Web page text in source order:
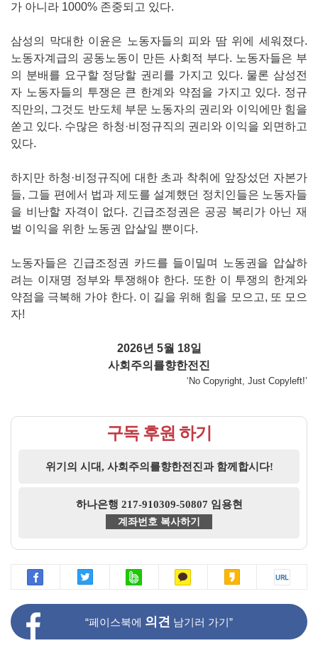
가 아니라 1000% 존중되고 있다.
삼성의 막대한 이윤은 노동자들의 피와 땀 위에 세워졌다.
노동자계급의 공동노동이 만든 사회적 부다. 노동자들은 부
의 분배를 요구할 정당할 권리를 가지고 있다. 물론 삼성전
자 노동자들의 투쟁은 큰 한계와 약점을 가지고 있다. 정규
직만의, 그것도 반도체 부문 노동자의 권리와 이익에만 힘을
쏟고 있다. 수많은 하청·비정규직의 권리와 이익을 외면하고
있다.
하지만 하청·비정규직에 대한 초과 착취에 앞장섰던 자본가
들, 그들 편에서 법과 제도를 설계했던 정치인들은 노동자들
을 비난할 자격이 없다. 긴급조정권은 공공 복리가 아닌 재
벌 이익을 위한 노동권 압살일 뿐이다.
노동자들은 긴급조정권 카드를 들이밀며 노동권을 압살하
려는 이재명 정부와 투쟁해야 한다. 또한 이 투쟁의 한계와
약점을 극복해 가야 한다. 이 길을 위해 힘을 모으고, 또 모으
자!
2026년 5월 18일
사회주의를향한전진
‘No Copyright, Just Copyleft!’
구독 후원 하기
위기의 시대, 사회주의를향한전진과 함께합시다!
하나은행 217-910309-50807 임용현
계좌번호 복사하기
“페이스북에 의견 남기러 가기”